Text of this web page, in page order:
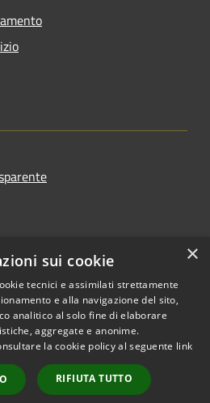
Copyright © 2026 • Città di
Noto • Powered by
Municipium•
Accesso
redazione
×
sui cookie
tecnici e assimilati strettamente
e alla navigazione del sito,
analitico al solo fine di elaborare
aggregate e anonime.
la cookie policy al seguente link
RIFIUTA TUTTO